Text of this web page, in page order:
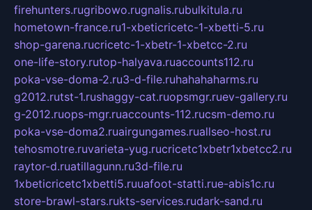
firehunters.rugribowo.rugnalis.rubulkitula.ru
hometown-france.ru1-xbeticricetc-1-xbetti-5.ru
shop-garena.rucricetc-1-xbetr-1-xbetcc-2.ru
one-life-story.rutop-halyava.ruaccounts112.ru
poka-vse-doma-2.ru3-d-file.ruhahahaharms.ru
g2012.rutst-1.rushaggy-cat.ruopsmgr.ruev-gallery.ru
g-2012.ruops-mgr.ruaccounts-112.rucsm-demo.ru
poka-vse-doma2.ruairgungames.ruallseo-host.ru
tehosmotre.ruvarieta-yug.rucricetc1xbetr1xbetcc2.ru
raytor-d.ruatillagunn.ru3d-file.ru
1xbeticricetc1xbetti5.ruuafoot-statti.rue-abis1c.ru
store-brawl-stars.rukts-services.rudark-sand.ru